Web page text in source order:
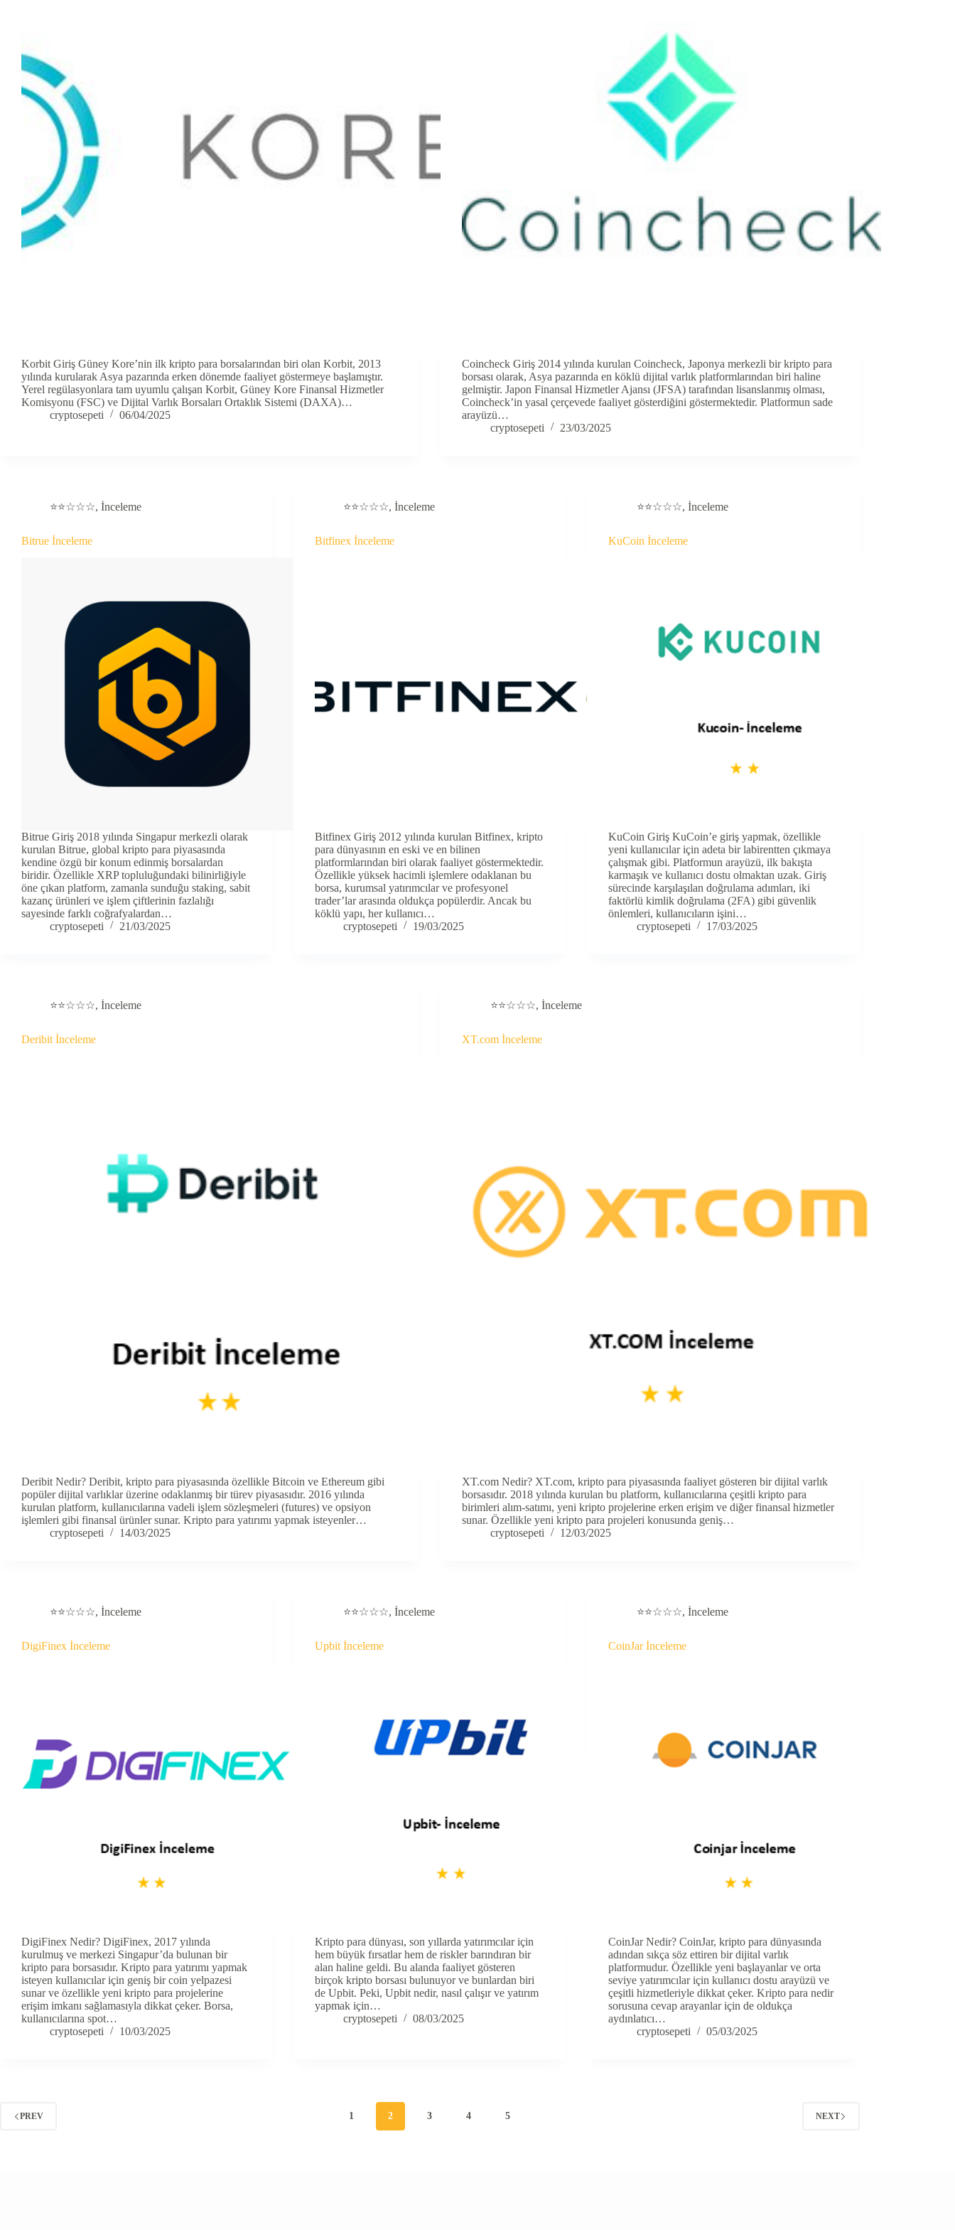
Korbit Giriş Güney Kore’nin ilk kripto para borsalarından biri olan Korbit, 2013
yılında kurularak Asya pazarında erken dönemde faaliyet göstermeye başlamıştır.
Yerel regülasyonlara tam uyumlu çalışan Korbit, Güney Kore Finansal Hizmetler
Komisyonu (FSC) ve Dijital Varlık Borsaları Ortaklık Sistemi (DAXA)…
cryptosepeti
06/04/2025
Coincheck Giriş 2014 yılında kurulan Coincheck, Japonya merkezli bir kripto para
borsası olarak, Asya pazarında en köklü dijital varlık platformlarından biri haline
gelmiştir. Japon Finansal Hizmetler Ajansı (JFSA) tarafından lisanslanmış olması,
Coincheck’in yasal çerçevede faaliyet gösterdiğini göstermektedir. Platformun sade
arayüzü…
cryptosepeti
23/03/2025
⭐⭐☆☆☆, İnceleme
Bitrue İnceleme
Bitrue Giriş 2018 yılında Singapur merkezli olarak
kurulan Bitrue, global kripto para piyasasında
kendine özgü bir konum edinmiş borsalardan
biridir. Özellikle XRP topluluğundaki bilinirliğiyle
öne çıkan platform, zamanla sunduğu staking, sabit
kazanç ürünleri ve işlem çiftlerinin fazlalığı
sayesinde farklı coğrafyalardan…
cryptosepeti
21/03/2025
⭐⭐☆☆☆,İnceleme
Bitfinex İnceleme
Bitfinex Giriş 2012 yılında kurulan Bitfinex, kripto
para dünyasının en eski ve en bilinen
platformlarından biri olarak faaliyet göstermektedir.
Özellikle yüksek hacimli işlemlere odaklanan bu
borsa, kurumsal yatırımcılar ve profesyonel
trader’lar arasında oldukça popülerdir. Ancak bu
köklü yapı, her kullanıcı…
cryptosepeti
19/03/2025
⭐⭐☆☆☆,İnceleme
KuCoin İnceleme
KuCoin Giriş KuCoin’e giriş yapmak, özellikle
yeni kullanıcılar için adeta bir labirentten çıkmaya
çalışmak gibi. Platformun arayüzü, ilk bakışta
karmaşık ve kullanıcı dostu olmaktan uzak. Giriş
sürecinde karşılaşılan doğrulama adımları, iki
faktörlü kimlik doğrulama (2FA) gibi güvenlik
önlemleri, kullanıcıların işini…
cryptosepeti
17/03/2025
⭐⭐☆☆☆, İnceleme
Deribit İnceleme
Deribit Nedir? Deribit, kripto para piyasasında özellikle Bitcoin ve Ethereum gibi
popüler dijital varlıklar üzerine odaklanmış bir türev piyasasıdır. 2016 yılında
kurulan platform, kullanıcılarına vadeli işlem sözleşmeleri (futures) ve opsiyon
işlemleri gibi finansal ürünler sunar. Kripto para yatırımı yapmak isteyenler…
cryptosepeti
14/03/2025
⭐⭐☆☆☆, İnceleme
XT.com İnceleme
XT.com Nedir? XT.com, kripto para piyasasında faaliyet gösteren bir dijital varlık
borsasıdır. 2018 yılında kurulan bu platform, kullanıcılarına çeşitli kripto para
birimleri alım-satımı, yeni kripto projelerine erken erişim ve diğer finansal hizmetler
sunar. Özellikle yeni kripto para projeleri konusunda geniş…
cryptosepeti
12/03/2025
⭐⭐☆☆☆, İnceleme
DigiFinex İnceleme
DigiFinex Nedir? DigiFinex, 2017 yılında
kurulmuş ve merkezi Singapur’da bulunan bir
kripto para borsasıdır. Kripto para yatırımı yapmak
isteyen kullanıcılar için geniş bir coin yelpazesi
sunar ve özellikle yeni kripto para projelerine
erişim imkanı sağlamasıyla dikkat çeker. Borsa,
kullanıcılarına spot…
cryptosepeti
10/03/2025
⭐⭐☆☆☆,İnceleme
Upbit İnceleme
Kripto para dünyası, son yıllarda yatırımcılar için
hem büyük fırsatlar hem de riskler barındıran bir
alan haline geldi. Bu alanda faaliyet gösteren
birçok kripto borsası bulunuyor ve bunlardan biri
de Upbit. Peki, Upbit nedir, nasıl çalışır ve yatırım
yapmak için…
cryptosepeti
08/03/2025
⭐⭐☆☆☆,İnceleme
CoinJar İnceleme
CoinJar Nedir? CoinJar, kripto para dünyasında
adından sıkça söz ettiren bir dijital varlık
platformudur. Özellikle yeni başlayanlar ve orta
seviye yatırımcılar için kullanıcı dostu arayüzü ve
çeşitli hizmetleriyle dikkat çeker. Kripto para nedir
sorusuna cevap arayanlar için de oldukça
aydınlatıcı…
cryptosepeti
05/03/2025
PREV 1 2 3 4 5 NEXT